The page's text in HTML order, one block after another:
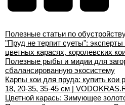
Полезные статьи по
"Пруд не терпит суеты":
цветных карасях, королевских
Полезные рыбы и мидии для
сбалансированную экосистему
Карпы кои для пруда: купить кои
18, 20-35, 35-45 см |
Цветной карась: Зимующее